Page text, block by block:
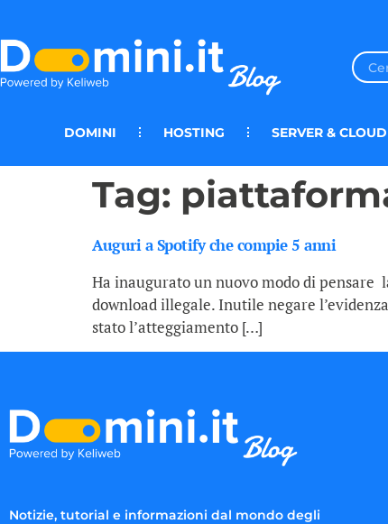
DOMINI HOSTING SERVER & CLOUD
Tag:
Auguri a Spotify che compie 5 anni
Ha inaugurato un nuovo modo di
download illegale. Inutile negare
stato l’atteggiamento […]
Notizie, tutorial e informazioni dal mondo degli